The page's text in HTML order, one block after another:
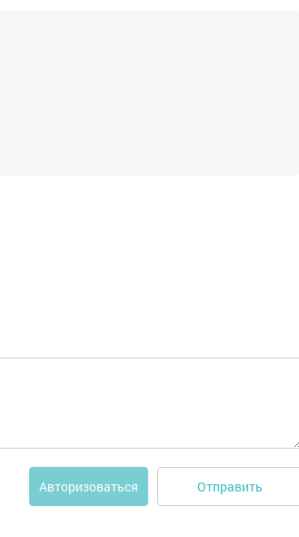
Авторизоваться Отправить